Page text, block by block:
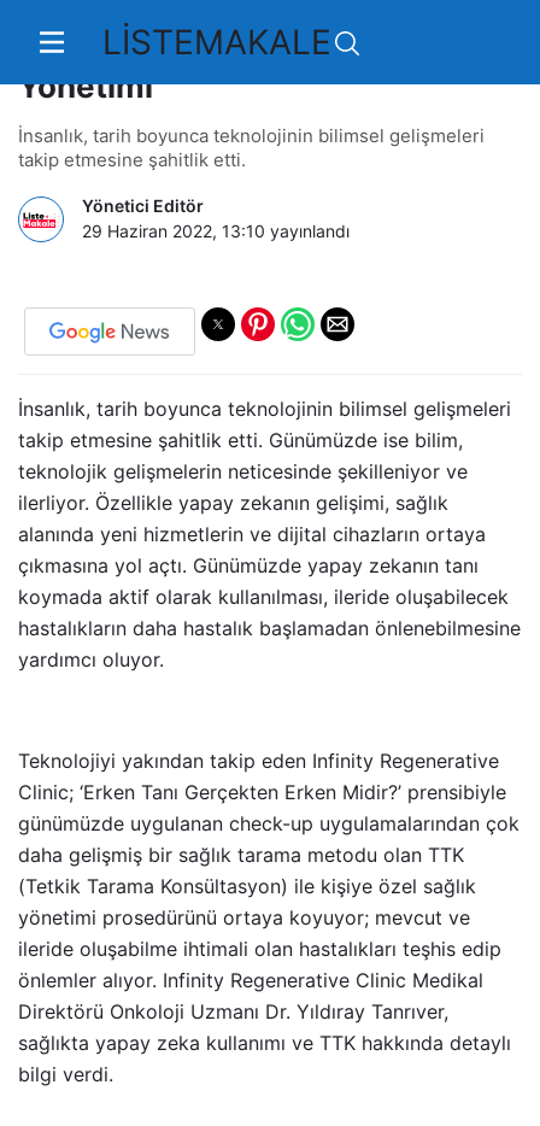
LİSTEMAKALE
Sağlıkta Yapay Zeka ve Sağlık
Yönetimi
İnsanlık, tarih boyunca teknolojinin bilimsel gelişmeleri
takip etmesine şahitlik etti.
Yönetici Editör
29 Haziran 2022, 13:10 yayınlandı
İnsanlık, tarih boyunca teknolojinin bilimsel gelişmeleri
takip etmesine şahitlik etti. Günümüzde ise bilim,
teknolojik gelişmelerin neticesinde şekilleniyor ve
ilerliyor. Özellikle yapay zekanın gelişimi, sağlık
alanında yeni hizmetlerin ve dijital cihazların ortaya
çıkmasına yol açtı. Günümüzde yapay zekanın tanı
koymada aktif olarak kullanılması, ileride oluşabilecek
hastalıkların daha hastalık başlamadan önlenebilmesine
yardımcı oluyor.
Teknolojiyi yakından takip eden Infinity Regenerative
Clinic; ‘Erken Tanı Gerçekten Erken Midir?’ prensibiyle
günümüzde uygulanan check-up uygulamalarından çok
daha gelişmiş bir sağlık tarama metodu olan TTK
(Tetkik Tarama Konsültasyon) ile kişiye özel sağlık
yönetimi prosedürünü ortaya koyuyor; mevcut ve
ileride oluşabilme ihtimali olan hastalıkları teşhis edip
önlemler alıyor. Infinity Regenerative Clinic Medikal
Direktörü Onkoloji Uzmanı Dr. Yıldıray Tanrıver,
sağlıkta yapay zeka kullanımı ve TTK hakkında detaylı
bilgi verdi.